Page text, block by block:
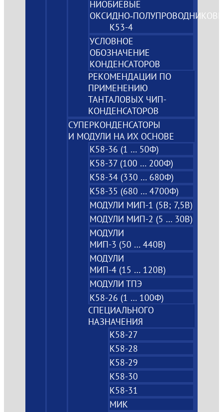
НИОБИЕВЫЕ
К53-4
УСЛОВНОЕ
ОБОЗНАЧЕНИЕ
КОНДЕНСАТОРОВ
РЕКОМЕНДАЦИИ ПО
ПРИМЕНЕНИЮ
ТАНТАЛОВЫХ ЧИП-
КОНДЕНСАТОРОВ
СУПЕРКОНДЕНСАТОРЫ
И МОДУЛИ НА ИХ ОСНОВЕ
К58-36 (1 … 50Ф)
К58-37 (100 … 200Ф)
К58-34 (330 … 680Ф)
К58-35 (680 … 4700Ф)
МОДУЛИ МИП-1 (5В; 7,5B)
МОДУЛИ МИП-2 (5 … 30В)
МОДУЛИ
МИП-3 (50 … 440В)
МОДУЛИ
МИП-4 (15 … 120В)
МОДУЛИ ТПЭ
К58-26 (1 … 100Ф)
СПЕЦИАЛЬНОГО
НАЗНАЧЕНИЯ
К58-27
К58-28
К58-29
К58-30
К58-31
МИК